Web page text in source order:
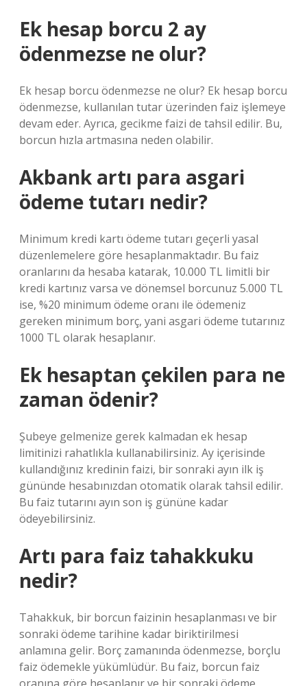
Ek hesap borcu 2 ay
ödenmezse ne olur?
Ek hesap borcu ödenmezse ne olur? Ek hesap borcu
ödenmezse, kullanılan tutar üzerinden faiz işlemeye
devam eder. Ayrıca, gecikme faizi de tahsil edilir. Bu,
borcun hızla artmasına neden olabilir.
Akbank artı para asgari
ödeme tutarı nedir?
Minimum kredi kartı ödeme tutarı geçerli yasal
düzenlemelere göre hesaplanmaktadır. Bu faiz
oranlarını da hesaba katarak, 10.000 TL limitli bir
kredi kartınız varsa ve dönemsel borcunuz 5.000 TL
ise, %20 minimum ödeme oranı ile ödemeniz
gereken minimum borç, yani asgari ödeme tutarınız
1000 TL olarak hesaplanır.
Ek hesaptan çekilen para ne
zaman ödenir?
Şubeye gelmenize gerek kalmadan ek hesap
limitinizi rahatlıkla kullanabilirsiniz. Ay içerisinde
kullandığınız kredinin faizi, bir sonraki ayın ilk iş
gününde hesabınızdan otomatik olarak tahsil edilir.
Bu faiz tutarını ayın son iş gününe kadar
ödeyebilirsiniz.
Artı para faiz tahakkuku
nedir?
Tahakkuk, bir borcun faizinin hesaplanması ve bir
sonraki ödeme tarihine kadar biriktirilmesi
anlamına gelir. Borç zamanında ödenmezse, borçlu
faiz ödemekle yükümlüdür. Bu faiz, borcun faiz